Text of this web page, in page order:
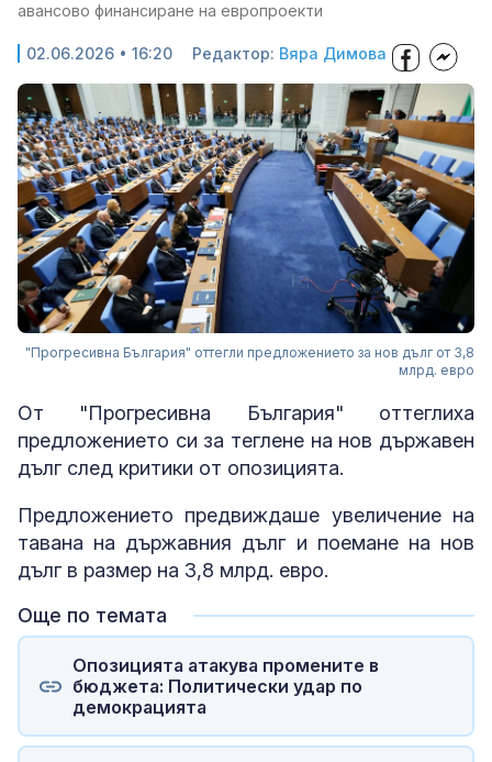
авансово финансиране на европроекти
02.06.2026 • 16:20 Редактор: Вяра Димова
"Прогресивна България" оттегли предложението за нов дълг от 3,8
млрд. евро
От "Прогресивна България" оттеглиха
предложението си за теглене на нов държавен
дълг след критики от опозицията.
Предложението предвиждаше увеличение на
тавана на държавния дълг и поемане на нов
дълг в размер на 3,8 млрд. евро.
Още по темата
Опозицията атакува промените в
бюджета: Политически удар по
демокрацията